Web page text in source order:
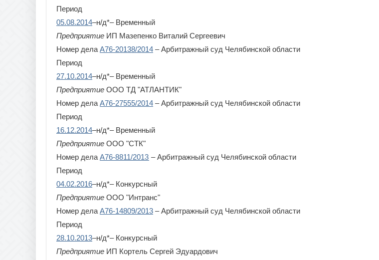
Период
05.08.2014–н/д*– Временный
Предприятие ИП Мазепенко Виталий Сергеевич
Номер дела А76-20138/2014 – Арбитражный суд Челябинской области
Период
27.10.2014–н/д*– Временный
Предприятие ООО ТД "АТЛАНТИК"
Номер дела А76-27555/2014 – Арбитражный суд Челябинской области
Период
16.12.2014–н/д*– Временный
Предприятие ООО "СТК"
Номер дела А76-8811/2013 – Арбитражный суд Челябинской области
Период
04.02.2016–н/д*– Конкурсный
Предприятие ООО "Интранс"
Номер дела А76-14809/2013 – Арбитражный суд Челябинской области
Период
28.10.2013–н/д*– Конкурсный
Предприятие ИП Кортель Сергей Эдуардович